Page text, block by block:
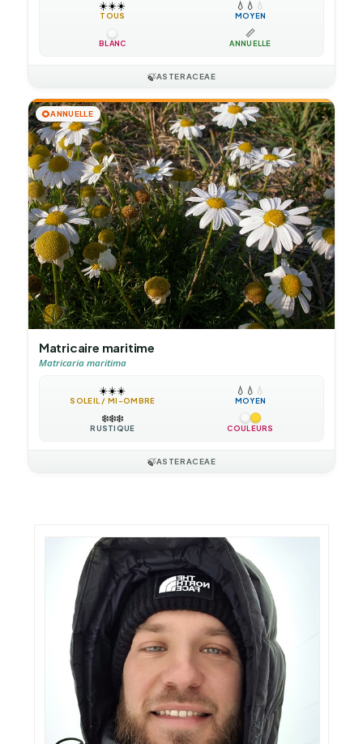
☀️☀️☀️
TOUS
💧 💧 💧
MOYEN
BLANC
📏
ANNUELLE
🍃ASTERACEAE
🌻ANNUELLE
Matricaire maritime
Matricaria maritima
☀️☀️☀️
SOLEIL / MI-OMBRE
💧 💧 💧
MOYEN
❄️❄️❄️
RUSTIQUE COULEURS
🍃ASTERACEAE